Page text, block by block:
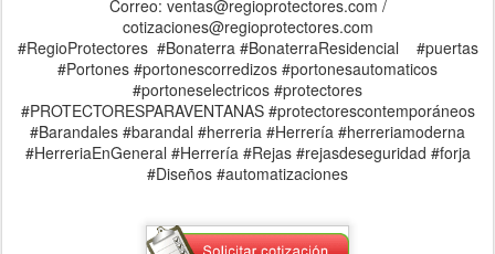
Correo: ventas@regioprotectores.com /
cotizaciones@regioprotectores.com
#RegioProtectores #Bonaterra #BonaterraResidencial #puertas
#Portones #portonescorredizos #portonesautomaticos
#portoneselectricos #protectores
#PROTECTORESPARAVENTANAS #protectorescontemporáneos
#Barandales #barandal #herreria #Herrería #herreriamoderna
#HerreriaEnGeneral #Herrería #Rejas #rejasdeseguridad #forja
#Diseños #automatizaciones